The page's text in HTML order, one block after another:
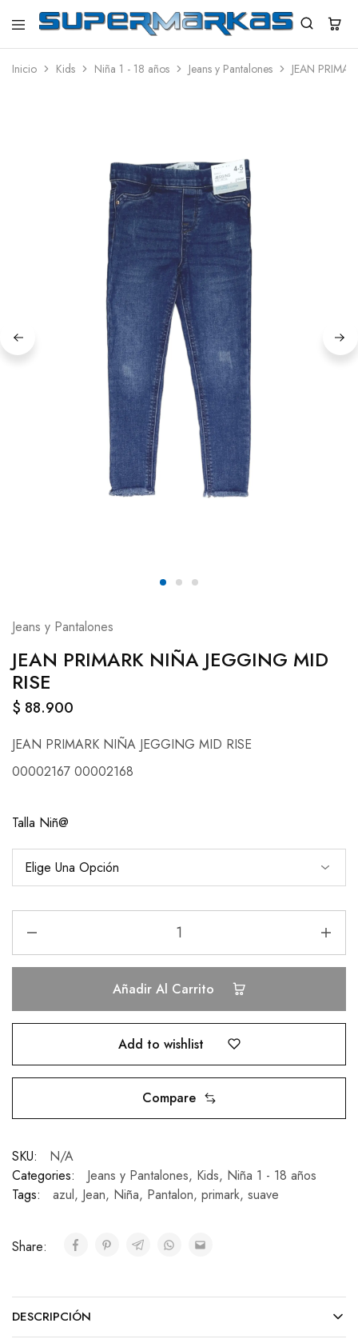
SuperMarkas
Ropa
con
Inicio Kids Niña 1 - 18 años Jeans y Pantalones JEAN
Jeans y Pantalones
JEAN PRIMARK NIÑA JEGGING MID
RISE
$ 88.900
JEAN PRIMARK NIÑA JEGGING MID RISE
00002167 00002168
Talla Niñ@
Añadir Al Carrito
Add to wishlist
Compare
SKU:
N/A
Categories:
Jeans y Pantalones, Kids, Niña 1 - 18 años
Tags:
azul, Jean, Niña, Pantalon, primark, suave
Share:
DESCRIPCIÓN